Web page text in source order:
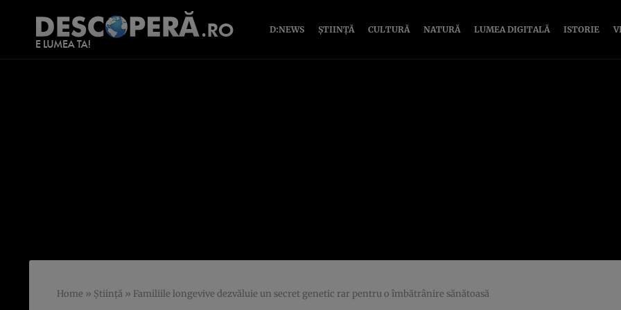
D:NEWS ȘTIINȚĂ CULTURĂ NATURĂ LUMEA DIGITALĂ ISTORIE
Home » Știință » Familiile longevive dezvăluie un secret genetic rar pentru o îmbătrânire sănătoasă